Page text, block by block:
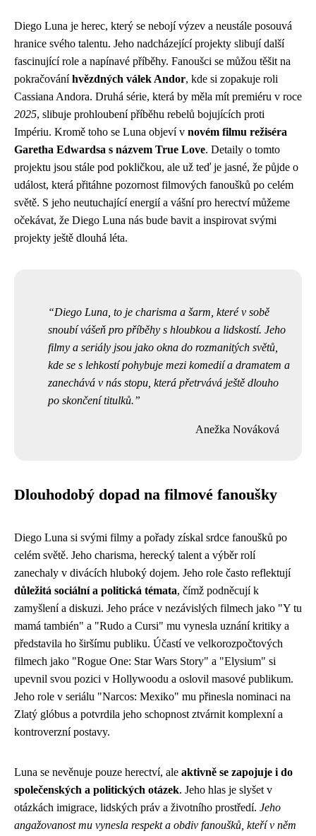
Diego Luna je herec, který se nebojí výzev a neustále posouvá
hranice svého talentu. Jeho nadcházející projekty slibují další
fascinující role a napínavé příběhy. Fanoušci se můžou těšit na
pokračováníhvězdných válek Andor, kde si zopakuje roli
Cassiana Andora. Druhá série, která by měla mít premiéru v roce
2025, slibuje prohloubení příběhu rebelů bojujících proti
Impériu. Kromě toho se Luna objeví v novém filmu režiséra
Garetha Edwardsa s názvem True Love. Detaily o tomto
projektu jsou stále pod pokličkou, ale už teď je jasné, že půjde o
událost, která přitáhne pozornost filmových fanoušků po celém
světě. S jeho neutuchající energií a vášní pro herectví můžeme
očekávat, že Diego Luna nás bude bavit a inspirovat svými
projekty ještě dlouhá léta.
Diego Luna, to je charisma a šarm, které v sobě
snoubí vášeň pro příběhy s hloubkou a lidskostí. Jeho
filmy a seriály jsou jako okna do rozmanitých světů,
kde se s lehkostí pohybuje mezi komedií a dramatem a
zanechává v nás stopu, která přetrvává ještě dlouho
po skončení titulků.
Anežka Nováková
Dlouhodobý dopad na filmové fanoušky
Diego Luna si svými filmy a pořady získal srdce fanoušků po
celém světě. Jeho charisma, herecký talent a výběr rolí
zanechaly v divácích hluboký dojem. Jeho role často reflektují
důležitá sociální a politická témata, čímž podněcují k
zamyšlení a diskuzi. Jeho práce v nezávislých filmech jako "Y tu
mamá también" a "Rudo a Cursi" mu vynesla uznání kritiky a
představila ho širšímu publiku. Účastí ve velkorozpočtových
filmech jako "Rogue One: Star Wars Story" a "Elysium" si
upevnil svou pozici v Hollywoodu a oslovil masové publikum.
Jeho role v seriálu "Narcos: Mexiko" mu přinesla nominaci na
Zlatý glóbus a potvrdila jeho schopnost ztvárnit komplexní a
kontroverzní postavy.
Luna se nevěnuje pouze herectví, ale aktivně se zapojuje i do
společenských a politických otázek. Jeho hlas je slyšet v
otázkách imigrace, lidských práv a životního prostředí. Jeho
angažovanost mu vynesla respekt a obdiv fanoušků, kteří v něm